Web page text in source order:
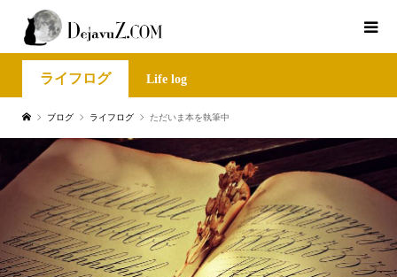
ライフログ Life log
ブログ ライフログ ただいま本を執筆中